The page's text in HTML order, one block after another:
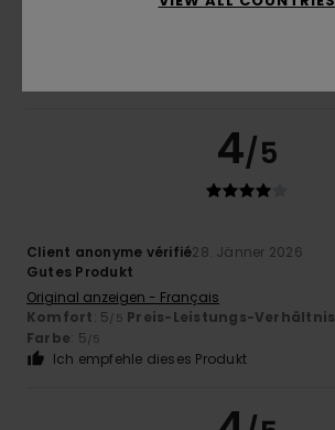
4/5
Client anonyme vérifié28. Jänner 2026
Gutes Produkt
Original anzeigen - Français
Komfort: 5/5 Preis-Leistungs-Verhältnis
Farbe: 5/5
Ich empfehle dieses Produkt